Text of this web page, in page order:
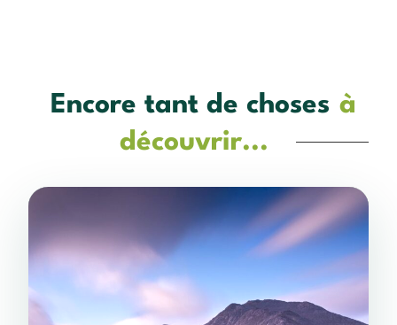
Encore tant de choses à
découvrir...